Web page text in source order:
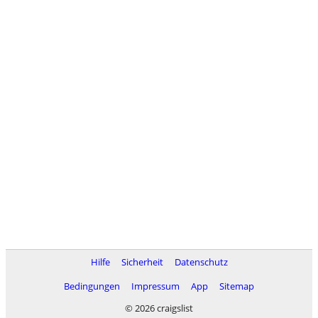
Hilfe Sicherheit
Datenschutz
Bedingungen
Impressum App
Sitemap
© 2026 craigslist